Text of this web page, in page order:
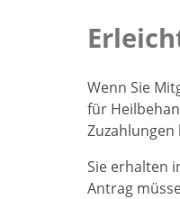
Wenn Sie
für
Zuzahlungen
Sie erhalten
Antrag